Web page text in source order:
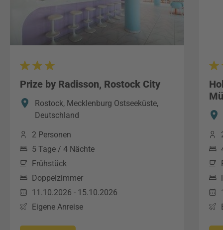
Prize by Radisson, Rostock City
Rostock, Mecklenburg Ostseeküste,
Deutschland
2 Personen
5 Tage / 4 Nächte
Frühstück
Doppelzimmer
11.10.2026 - 15.10.2026
Eigene Anreise